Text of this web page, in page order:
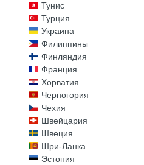
Тунис
Турция
Украина
Филиппины
Финляндия
Франция
Хорватия
Черногория
Чехия
Швейцария
Швеция
Шри-Ланка
Эстония